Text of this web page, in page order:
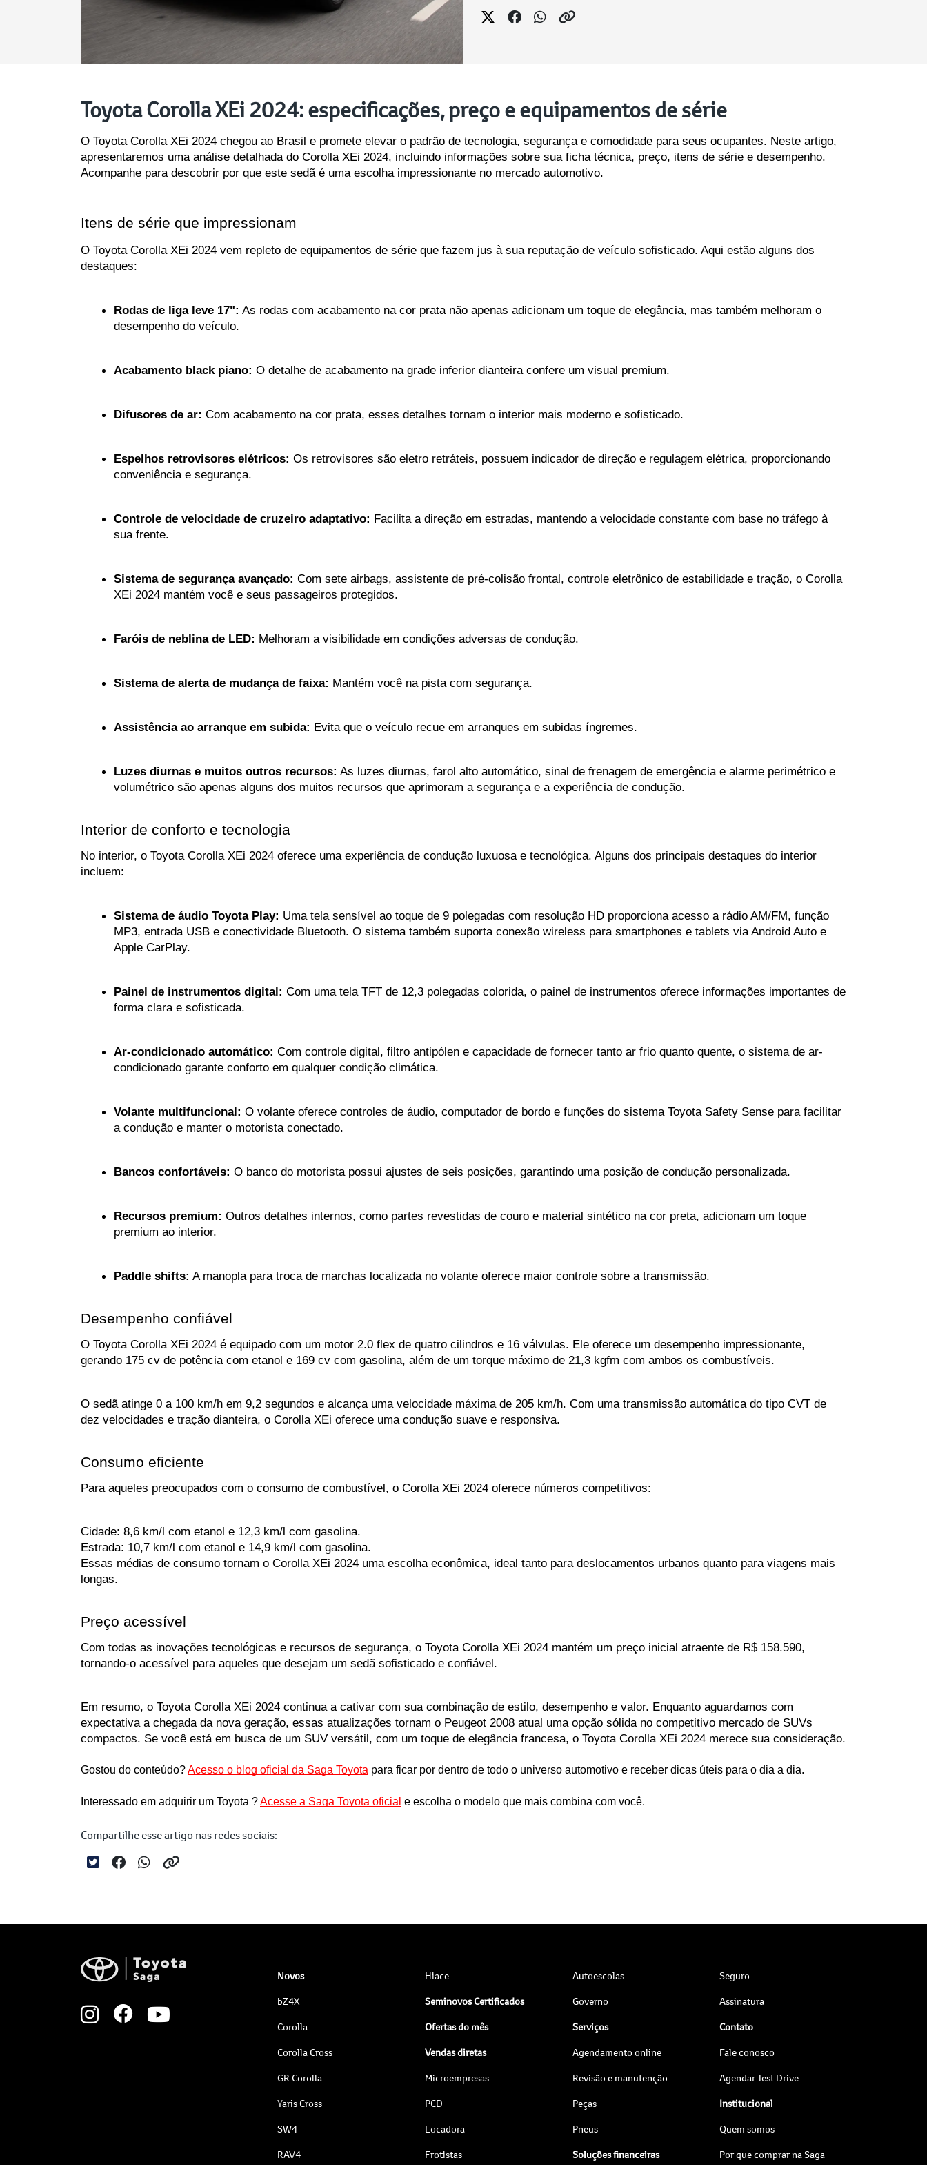
Toyota Corolla XEi 2024: especificações, preço e equipamentos de série
O Toyota Corolla XEi 2024 chegou ao Brasil e promete elevar o padrão de tecnologia, segurança e comodidade para seus ocupantes. Neste artigo,
apresentaremos uma análise detalhada do Corolla XEi 2024, incluindo informações sobre sua ficha técnica, preço, itens de série e desempenho.
Acompanhe para descobrir por que este sedã é uma escolha impressionante no mercado automotivo.
Itens de série que impressionam
O Toyota Corolla XEi 2024 vem repleto de equipamentos de série que fazem jus à sua reputação de veículo sofisticado. Aqui estão alguns dos
destaques:
Rodas de liga leve 17": As rodas com acabamento na cor prata não apenas adicionam um toque de elegância, mas também melhoram o
desempenho do veículo.
Acabamento black piano: O detalhe de acabamento na grade inferior dianteira confere um visual premium.
Difusores de ar: Com acabamento na cor prata, esses detalhes tornam o interior mais moderno e sofisticado.
Espelhos retrovisores elétricos: Os retrovisores são eletro retráteis, possuem indicador de direção e regulagem elétrica, proporcionando
conveniência e segurança.
Controle de velocidade de cruzeiro adaptativo: Facilita a direção em estradas, mantendo a velocidade constante com base no tráfego à
sua frente.
Sistema de segurança avançado: Com sete airbags, assistente de pré-colisão frontal, controle eletrônico de estabilidade e tração, o Corolla
XEi 2024 mantém você e seus passageiros protegidos.
Faróis de neblina de LED: Melhoram a visibilidade em condições adversas de condução.
Sistema de alerta de mudança de faixa: Mantém você na pista com segurança.
Assistência ao arranque em subida: Evita que o veículo recue em arranques em subidas íngremes.
Luzes diurnas e muitos outros recursos: As luzes diurnas, farol alto automático, sinal de frenagem de emergência e alarme perimétrico e
volumétrico são apenas alguns dos muitos recursos que aprimoram a segurança e a experiência de condução.
Interior de conforto e tecnologia
No interior, o Toyota Corolla XEi 2024 oferece uma experiência de condução luxuosa e tecnológica. Alguns dos principais destaques do interior
incluem:
Sistema de áudio Toyota Play: Uma tela sensível ao toque de 9 polegadas com resolução HD proporciona acesso a rádio AM/FM, função
MP3, entrada USB e conectividade Bluetooth. O sistema também suporta conexão wireless para smartphones e tablets via Android Auto e
Apple CarPlay.
Painel de instrumentos digital: Com uma tela TFT de 12,3 polegadas colorida, o painel de instrumentos oferece informações importantes de
forma clara e sofisticada.
Ar-condicionado automático: Com controle digital, filtro antipólen e capacidade de fornecer tanto ar frio quanto quente, o sistema de ar-
condicionado garante conforto em qualquer condição climática.
Volante multifuncional: O volante oferece controles de áudio, computador de bordo e funções do sistema Toyota Safety Sense para facilitar
a condução e manter o motorista conectado.
Bancos confortáveis: O banco do motorista possui ajustes de seis posições, garantindo uma posição de condução personalizada.
Recursos premium: Outros detalhes internos, como partes revestidas de couro e material sintético na cor preta, adicionam um toque
premium ao interior.
Paddle shifts: A manopla para troca de marchas localizada no volante oferece maior controle sobre a transmissão.
Desempenho confiável
O Toyota Corolla XEi 2024 é equipado com um motor 2.0 flex de quatro cilindros e 16 válvulas. Ele oferece um desempenho impressionante,
gerando 175 cv de potência com etanol e 169 cv com gasolina, além de um torque máximo de 21,3 kgfm com ambos os combustíveis.
O sedã atinge 0 a 100 km/h em 9,2 segundos e alcança uma velocidade máxima de 205 km/h. Com uma transmissão automática do tipo CVT de
dez velocidades e tração dianteira, o Corolla XEi oferece uma condução suave e responsiva.
Consumo eficiente
Para aqueles preocupados com o consumo de combustível, o Corolla XEi 2024 oferece números competitivos:
Cidade: 8,6 km/l com etanol e 12,3 km/l com gasolina.
Estrada: 10,7 km/l com etanol e 14,9 km/l com gasolina.
Essas médias de consumo tornam o Corolla XEi 2024 uma escolha econômica, ideal tanto para deslocamentos urbanos quanto para viagens mais
longas.
Preço acessível
Com todas as inovações tecnológicas e recursos de segurança, o Toyota Corolla XEi 2024 mantém um preço inicial atraente de R$ 158.590,
tornando-o acessível para aqueles que desejam um sedã sofisticado e confiável.
Em resumo, o Toyota Corolla XEi 2024 continua a cativar com sua combinação de estilo, desempenho e valor. Enquanto aguardamos com
expectativa a chegada da nova geração, essas atualizações tornam o Peugeot 2008 atual uma opção sólida no competitivo mercado de SUVs
compactos. Se você está em busca de um SUV versátil, com um toque de elegância francesa, o Toyota Corolla XEi 2024 merece sua consideração.
Gostou do conteúdo? Acesso o blog oficial da Saga Toyota para ficar por dentro de todo o universo automotivo e receber dicas úteis para o dia a dia.
Interessado em adquirir um Toyota ? Acesse a Saga Toyota oficial e escolha o modelo que mais combina com você.
Compartilhe esse artigo nas redes sociais:
Novos
bZ4X
Corolla
Corolla Cross
GR Corolla
Yaris Cross
SW4
RAV4
Hiace
Seminovos Certificados
Ofertas do mês
Vendas diretas
Microempresas
PCD
Locadora
Frotistas
Autoescolas
Governo
Serviços
Agendamento online
Revisão e manutenção
Peças
Pneus
Soluções financeiras
Seguro
Assinatura
Contato
Fale conosco
Agendar Test Drive
Institucional
Quem somos
Por que comprar na Saga